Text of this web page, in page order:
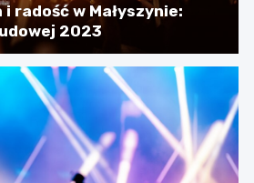
radość w Małyszynie:
2023